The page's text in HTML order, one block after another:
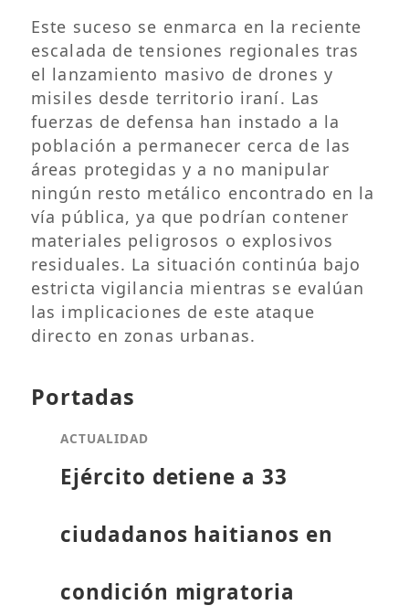
Este suceso se enmarca en la reciente
escalada de tensiones regionales tras
el lanzamiento masivo de drones y
misiles desde territorio iraní. Las
fuerzas de defensa han instado a la
población a permanecer cerca de las
áreas protegidas y a no manipular
ningún resto metálico encontrado en la
vía pública, ya que podrían contener
materiales peligrosos o explosivos
residuales. La situación continúa bajo
estricta vigilancia mientras se evalúan
las implicaciones de este ataque
directo en zonas urbanas.
Portadas
ACTUALIDAD
Ejército detiene a 33
ciudadanos haitianos en
condición migratoria